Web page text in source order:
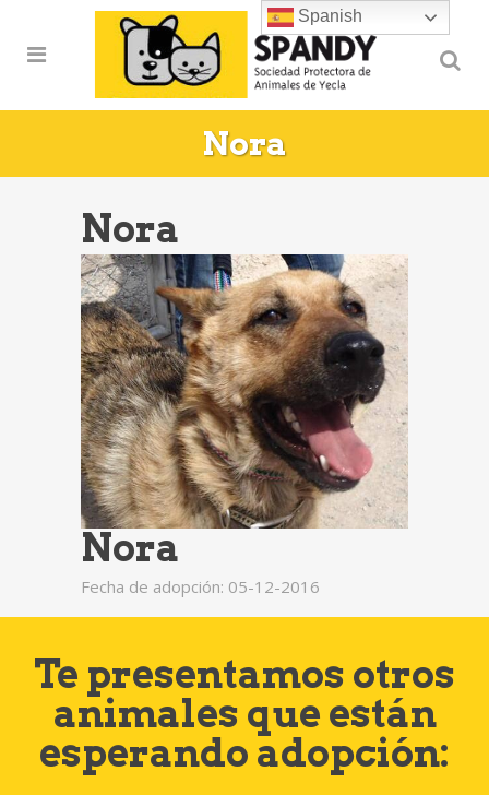
Nora
Nora
Nora
Fecha de adopción: 05-12-2016
Te presentamos otros
animales que están
esperando adopción:
Spanish